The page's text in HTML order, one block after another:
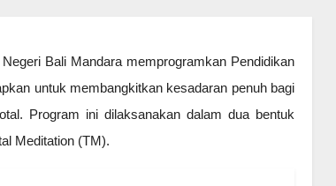
Bali Mandara memprogramkan Pendidikan
untuk membangkitkan kesadaran penuh bagi
Program ini dilaksanakan dalam dua bentuk
Meditation (TM).